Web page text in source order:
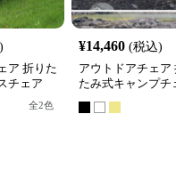
ア 折りた
チェア
全2色
¥14,460 (税込)
アウトドアチェア
たみ式キャンプチ